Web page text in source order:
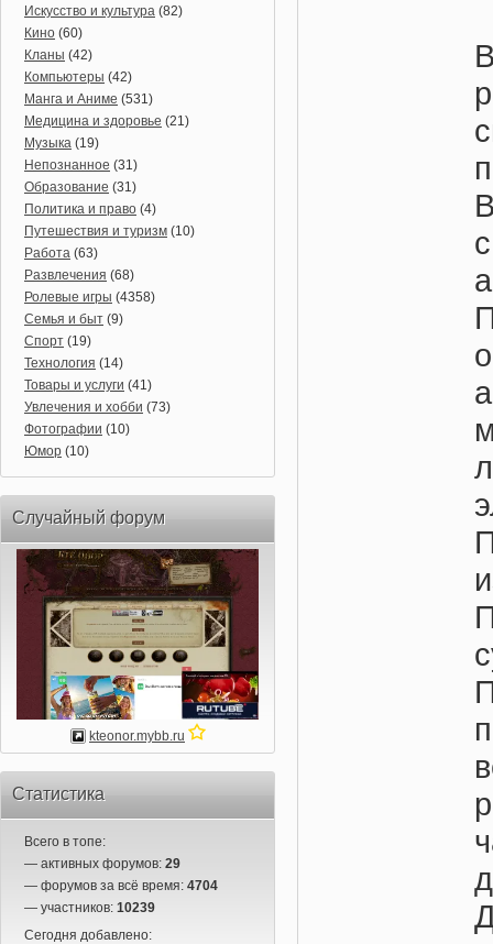
Искусство и культура (82)
Кино (60)
Кланы (42)
Компьютеры (42)
Манга и Аниме (531)
Медицина и здоровье (21)
Музыка (19)
Непознанное (31)
Образование (31)
Политика и право (4)
Путешествия и туризм (10)
Работа (63)
Развлечения (68)
Ролевые игры (4358)
Семья и быт (9)
Спорт (19)
Технология (14)
Товары и услуги (41)
Увлечения и хобби (73)
Фотографии (10)
Юмор (10)
Случайный форум
kteonor.mybb.ru
Статистика
Всего в топе:
— активных форумов: 29
— форумов за всё время: 4704
— участников: 10239
Сегодня добавлено: